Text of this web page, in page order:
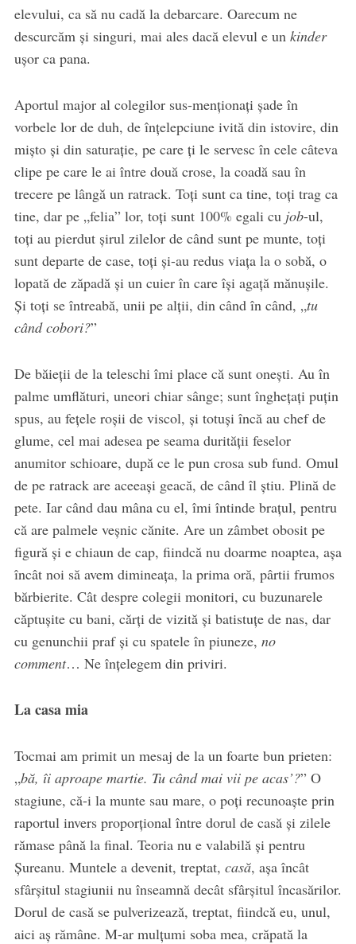
elevului, ca să nu cadă la debarcare. Oarecum ne
descurcăm și singuri, mai ales dacă elevul e un kinder
ușor ca pana.
Aportul major al colegilor sus-menționați șade în
vorbele lor de duh, de înțelepciune ivită din istovire, din
mișto și din saturație, pe care ți le servesc în cele câteva
clipe pe care le ai între două crose, la coadă sau în
trecere pe lângă un ratrack. Toți sunt ca tine, toți trag ca
tine, dar pe „felia” lor, toți sunt 100% egali cu job-ul,
toți au pierdut șirul zilelor de când sunt pe munte, toți
sunt departe de case, toți și-au redus viața la o sobă, o
lopată de zăpadă și un cuier în care își agață mănușile.
Și toți se întreabă, unii pe alții, din când în când, „tu
când cobori?”
De băieții de la teleschi îmi place că sunt onești. Au în
palme umflături, uneori chiar sânge; sunt înghețați puțin
spus, au fețele roșii de viscol, și totuși încă au chef de
glume, cel mai adesea pe seama durității feselor
anumitor schioare, după ce le pun crosa sub fund. Omul
de pe ratrack are aceeași geacă, de când îl știu. Plină de
pete. Iar când dau mâna cu el, îmi întinde brațul, pentru
că are palmele veșnic cănite. Are un zâmbet obosit pe
figură și e chiaun de cap, fiindcă nu doarme noaptea, așa
încât noi să avem dimineața, la prima oră, pârtii frumos
bărbierite. Cât despre colegii monitori, cu buzunarele
căptușite cu bani, cărți de vizită și batistuțe de nas, dar
cu genunchii praf și cu spatele în piuneze, no
comment… Ne înțelegem din priviri.
La casa mia
Tocmai am primit un mesaj de la un foarte bun prieten:
„bă, îi aproape martie. Tu când mai vii pe acas’?” O
stagiune, că-i la munte sau mare, o poți recunoaște prin
raportul invers proporțional între dorul de casă și zilele
rămase până la final. Teoria nu e valabilă și pentru
Șureanu. Muntele a devenit, treptat, casă, așa încât
sfârșitul stagiunii nu înseamnă decât sfârșitul încasărilor.
Dorul de casă se pulverizează, treptat, fiindcă eu, unul,
aici aș rămâne. M-ar mulțumi soba mea, crăpată la